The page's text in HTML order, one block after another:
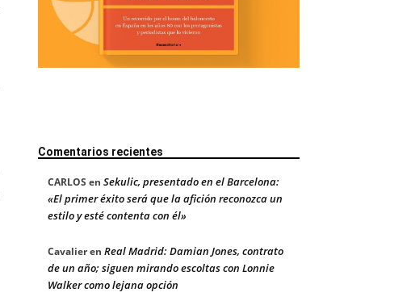
Comentarios recientes
CARLOS en Sekulic, presentado en el Barcelona:
«El primer éxito será que la afición reconozca un
estilo y esté contenta con él»
Cavalieren Real Madrid: Damian Jones, contrato
de un año; siguen mirando escoltas con Lonnie
Walker como lejana opción